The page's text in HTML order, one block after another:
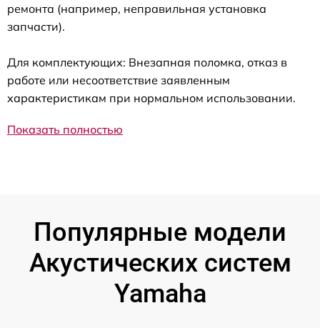
ремонта (например, неправильная установка
запчасти).
Для комплектующих: Внезапная поломка, отказ в
работе или несоответствие заявленным
характеристикам при нормальном использовании.
Показать полностью
Популярные модели
Акустических систем
Yamaha